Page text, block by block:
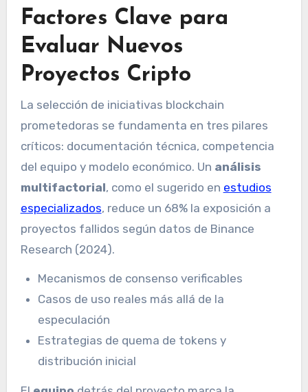
Factores Clave para
Evaluar Nuevos
Proyectos Cripto
La selección de iniciativas blockchain
prometedoras se fundamenta en tres pilares
críticos: documentación técnica, competencia
del equipo y modelo económico. Un análisis
multifactorial, como el sugerido en estudios
especializados, reduce un 68% la exposición a
proyectos fallidos según datos de Binance
Research (2024).
Mecanismos de consenso verificables
Casos de uso reales más allá de la
especulación
Estrategias de quema de tokens y
distribución inicial